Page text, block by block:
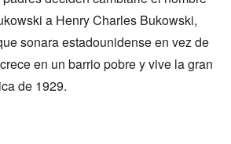
a Henry Charles Bukowski,
sonara estadounidense en vez de
en un barrio pobre y vive la gran
de 1929.